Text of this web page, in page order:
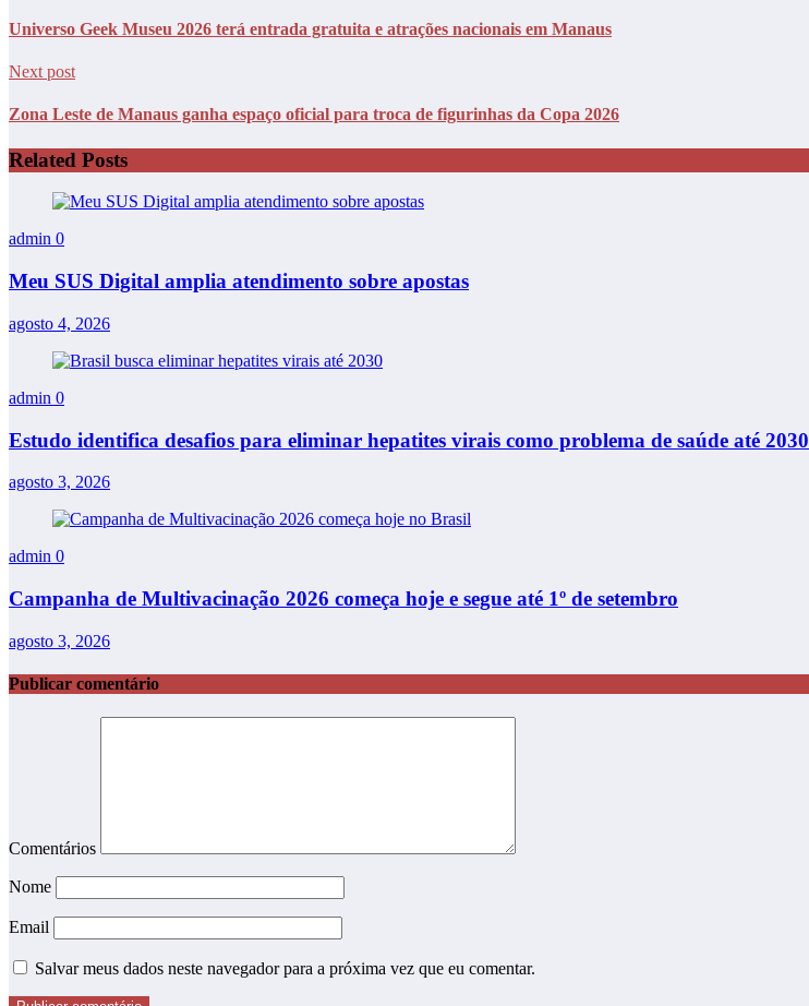
Universo Geek Museu 2026 terá entrada gratuita e atrações nacionais em Manaus
Next post
Zona Leste de Manaus ganha espaço oficial para troca de figurinhas da Copa 2026
Related Posts
admin 0
Meu SUS Digital amplia atendimento sobre apostas
agosto 4, 2026
admin 0
Estudo identifica desafios para eliminar hepatites virais como problema de saúde até 2030
agosto 3, 2026
admin 0
Campanha de Multivacinação 2026 começa hoje e segue até 1º de setembro
agosto 3, 2026
Publicar comentário
Comentários
Nome
Email
Salvar meus dados neste navegador para a próxima vez que eu comentar.